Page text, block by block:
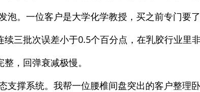
泡。一位客户是大学化学教授，买之前专门要
三批次误差小于0.5个百分点，在乳胶行业里
，回弹衰减极慢。
支撑系统。我帮一位腰椎间盘突出的客户整理卧